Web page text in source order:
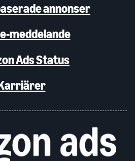
annonser
meddelande
Ads Status